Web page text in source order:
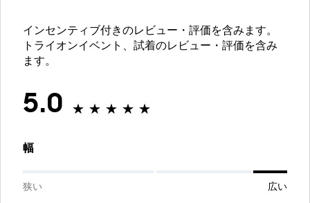
インセンティブ付きのレビュー・評価を含みます。
トライオンイベント、試着のレビュー・評価を含み
ます。
5.0
幅
狭い 広い